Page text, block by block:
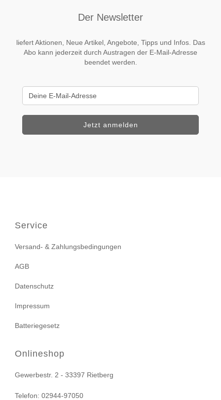
Der Newsletter
liefert Aktionen, Neue Artikel, Angebote, Tipps und Infos. Das
Abo kann jederzeit durch Austragen der E-Mail-Adresse
beendet werden.
Service
Versand- & Zahlungsbedingungen
AGB
Datenschutz
Impressum
Batteriegesetz
Onlineshop
Gewerbestr. 2 - 33397 Rietberg
Telefon: 02944-97050